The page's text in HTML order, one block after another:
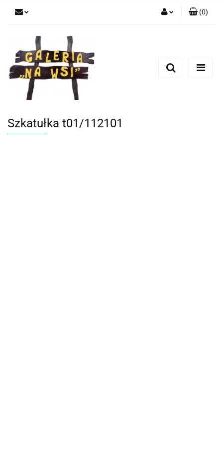
Dodaj zgłoszenie
(0)
Szkatułka t01/112101